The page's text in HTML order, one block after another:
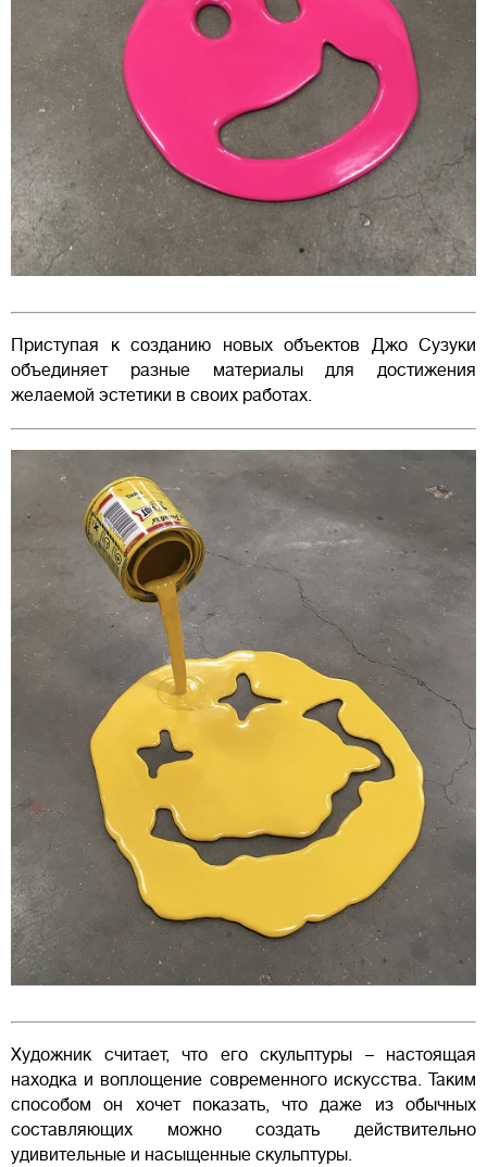
Приступая к созданию новых объектов Джо Сузуки
объединяет разные материалы для достижения
желаемой эстетики в своих работах.
Художник считает, что его скульптуры – настоящая
находка и воплощение современного искусства. Таким
способом он хочет показать, что даже из обычных
составляющих можно создать действительно
удивительные и насыщенные скульптуры.